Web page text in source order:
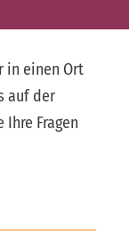
in einen Ort
auf der
Fragen